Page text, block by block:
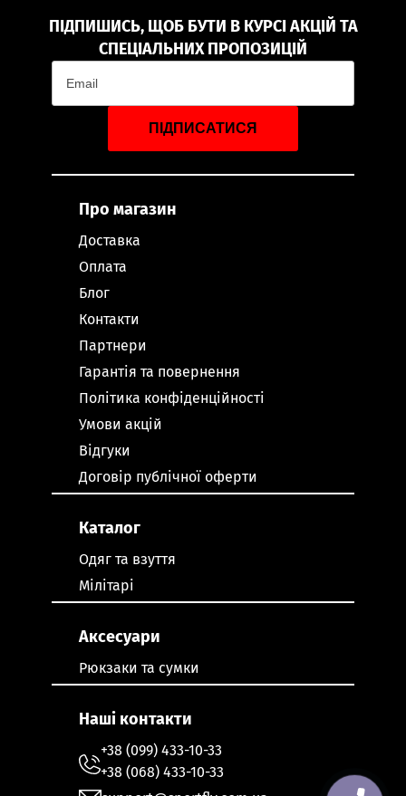
ПІДПИШИСЬ, ЩОБ БУТИ В КУРСІ АКЦІЙ ТА
СПЕЦІАЛЬНИХ ПРОПОЗИЦІЙ
ПІДПИСАТИСЯ
Про магазин
Доставка
Оплата
Блог
Контакти
Партнери
Гарантія та повернення
Політика конфіденційності
Умови акцій
Відгуки
Договір публічної оферти
Каталог
Одяг та взуття
Мілітарі
Аксесуари
Рюкзаки та сумки
Наші контакти
+38 (099) 433-10-33
+38 (068) 433-10-33